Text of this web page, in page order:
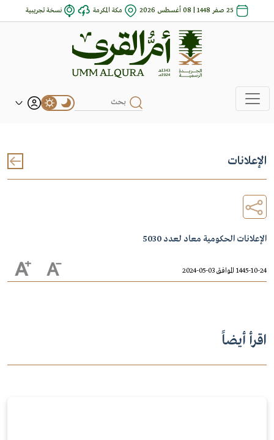
25 صفر 1448 | 08 أغسطس 2026 مكة المكرمة نسخة تجريبية
الإعلانات
الإعلانات الحكومية معاد لعدد 5030
1445-10-24 الموافق 03-05-2024
اقرأ أيضاً